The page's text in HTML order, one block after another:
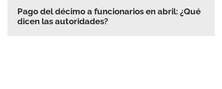
Pago del décimo a funcionarios en abril: ¿Qué
dicen las autoridades?